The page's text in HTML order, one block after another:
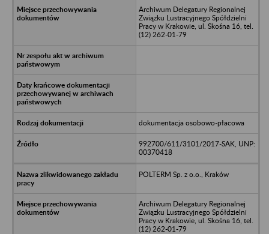
Archiwum Delegatury Regionalnej
Związku Lustracyjnego Spółdzielni
Pracy w Krakowie, ul. Skośna 16, tel.
(12) 262-01-79
dokumentacja osobowo-płacowa
992700/611/3101/2017-SAK, UNP:
00370418
POLTERM Sp. z o.o., Kraków
Archiwum Delegatury Regionalnej
Związku Lustracyjnego Spółdzielni
Pracy w Krakowie, ul. Skośna 16, tel.
(12) 262-01-79